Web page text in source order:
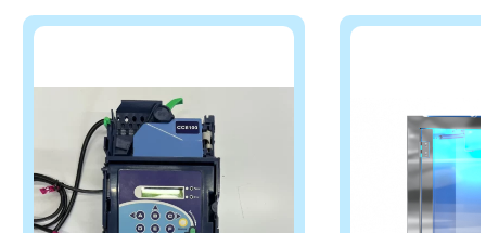
简体中文
English
Русский